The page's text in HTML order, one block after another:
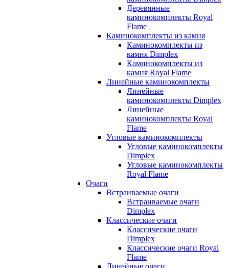
Деревянные
каминокомплекты Royal
Flame
Каминокомплекты из камня
Каминокомплекты из
камня Dimplex
Каминокомплекты из
камня Royal Flame
Линейные каминокомплекты
Линейные
каминокомплекты Dimplex
Линейные
каминокомплекты Royal
Flame
Угловые каминокомплекты
Угловые каминокомплекты
Dimplex
Угловые каминокомплекты
Royal Flame
Очаги
Встраиваемые очаги
Встраиваемые очаги
Dimplex
Классические очаги
Классические очаги
Dimplex
Классические очаги Royal
Flame
Линейные очаги